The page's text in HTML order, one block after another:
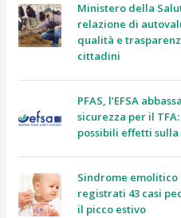
Ministero della
relazione di
qualità e
cittadini
PFAS, l’EFSA
sicurezza per il
possibili effetti sulla
Sindrome emolitico
registrati 43 casi
il picco estivo